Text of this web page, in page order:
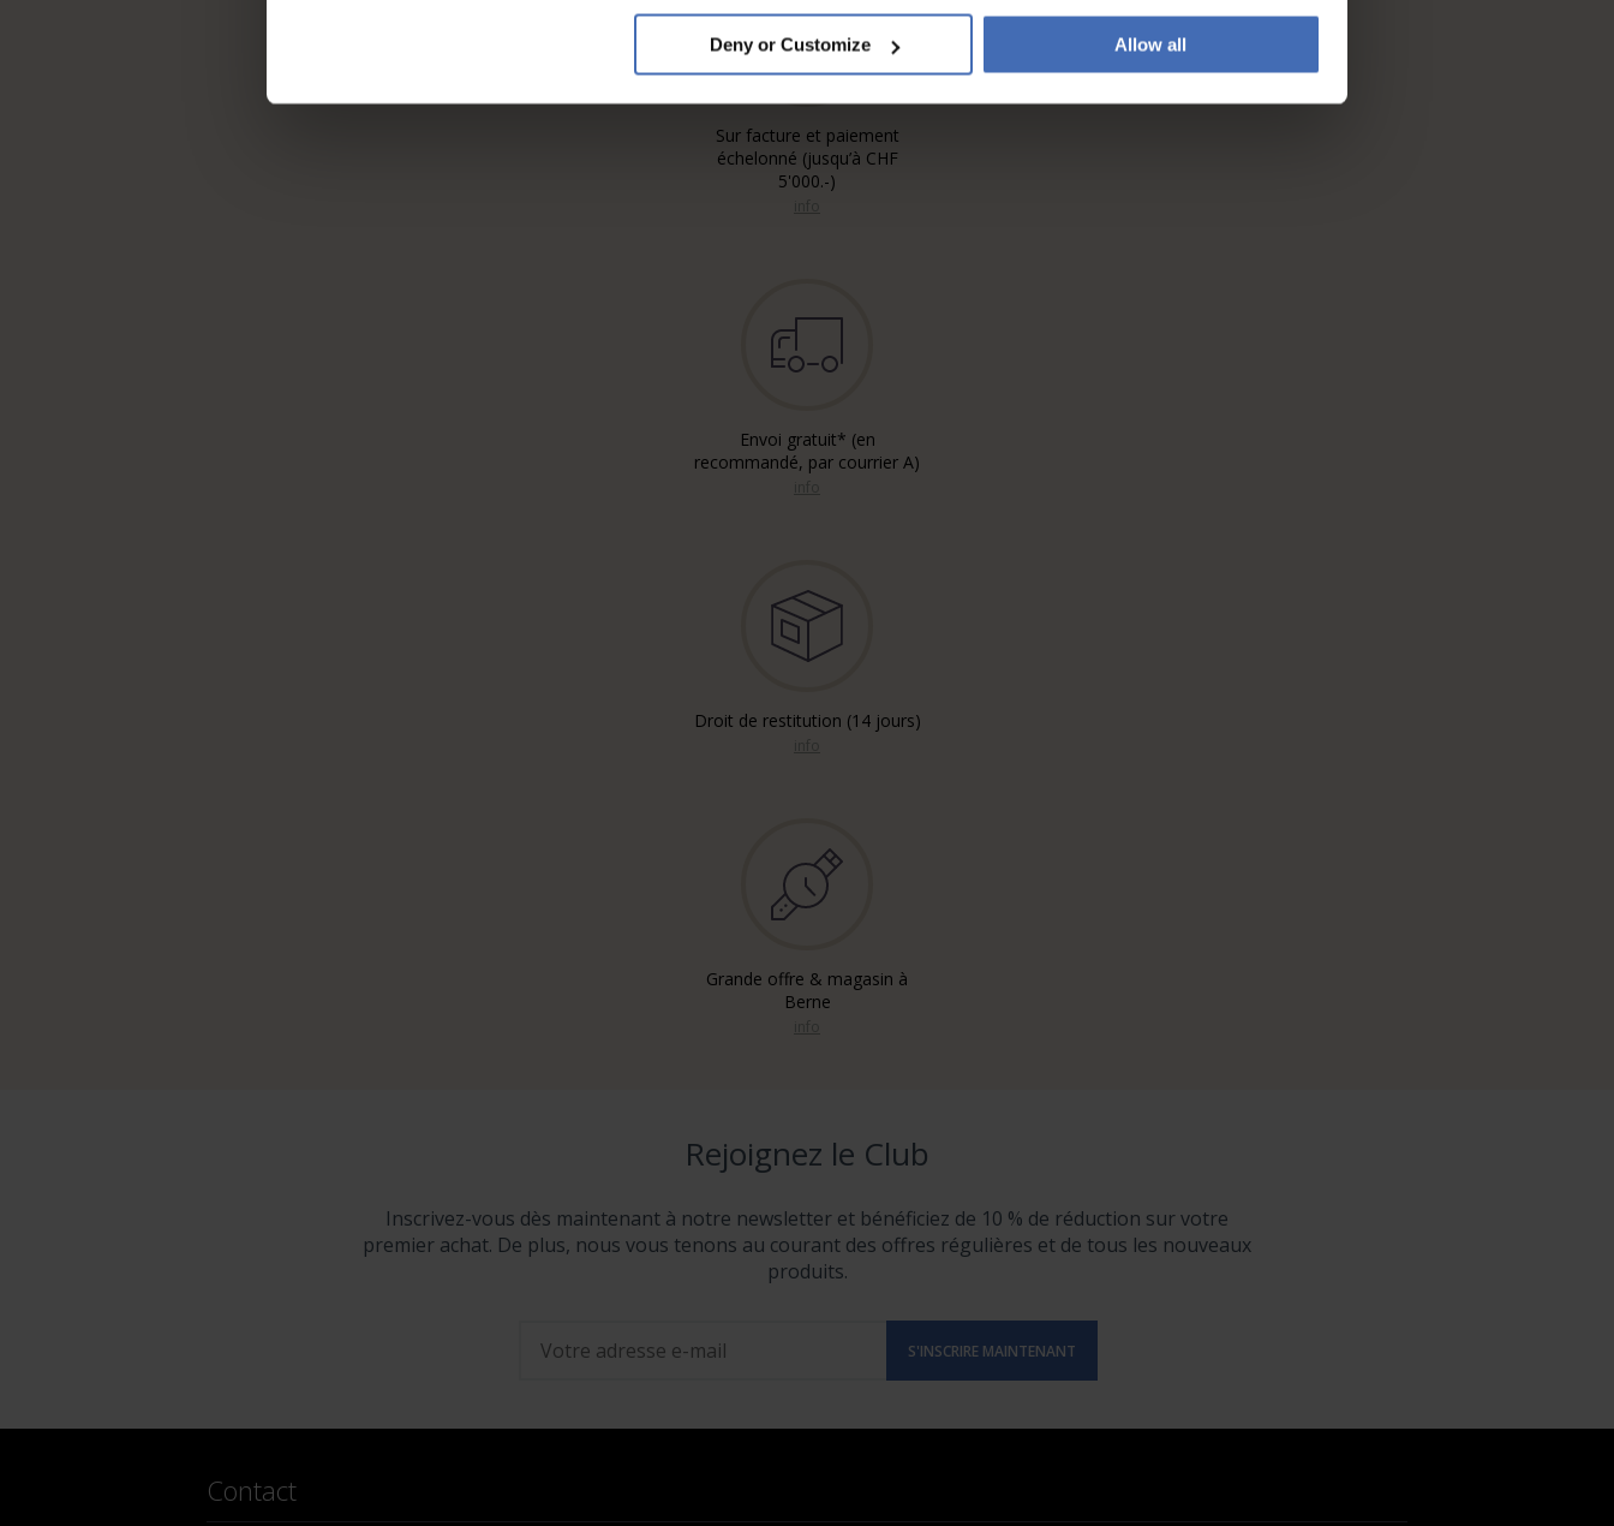
Deny or Customize Allow all
Sur facture et paiement
échelonné (jusqu’à CHF
5'000.-)
Envoi gratuit* (en
recommandé, par courrier A)
Droit de restitution (14 jours)
Grande offre & magasin à
Berne
Rejoignez le Club
Inscrivez-vous dès maintenant à notre newsletter et bénéficiez de 10 % de réduction sur votre
premier achat. De plus, nous vous tenons au courant des offres régulières et de tous les nouveaux
produits.
Contact